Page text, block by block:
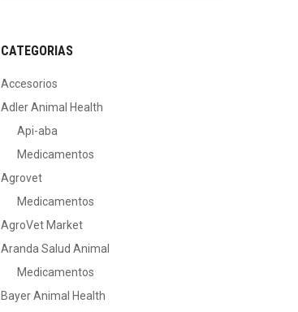
CATEGORIAS
Accesorios
Adler Animal Health
Api-aba
Medicamentos
Agrovet
Medicamentos
AgroVet Market
Aranda Salud Animal
Medicamentos
Bayer Animal Health